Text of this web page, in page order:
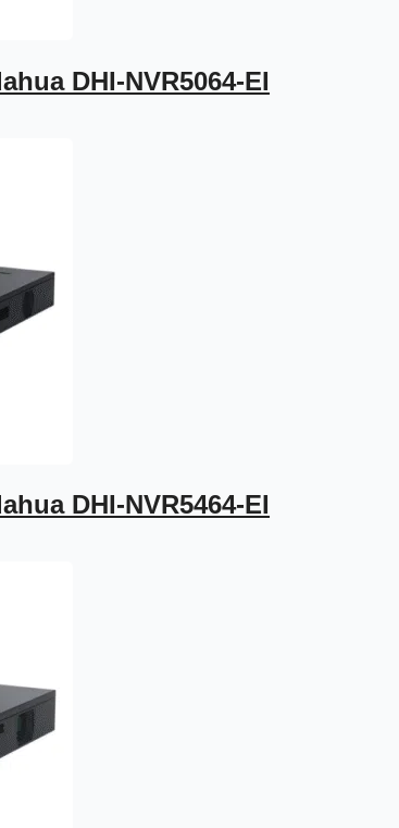
DHI-NVR5064-EI
DHI-NVR5464-EI